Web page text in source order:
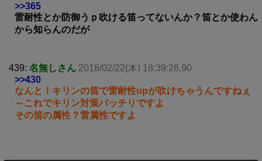
>>365
雷耐性とか防御うｐ吹ける笛ってないんか？笛とか使わん
から知らんのだが
439: 名無しさん 2018/02/22(木) 18:39:28.90
>>430
なんと！キリンの笛で雷耐性upが吹けちゃうんですねぇ
～これでキリン対策バッチリですよ
その笛の属性？雷属性ですよ